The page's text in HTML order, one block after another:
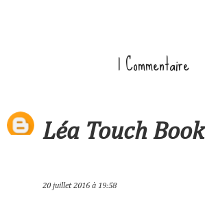
1 Commentaire
Léa Touch Book
20 juillet 2016 à 19:58